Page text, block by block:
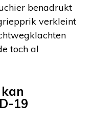
benadrukt
verkleint
toch al
19